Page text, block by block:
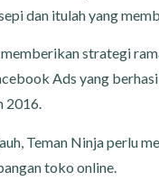
dan itulah yang
memberikan strategi
Ads yang
2016.
Teman Ninja perlu
toko online.